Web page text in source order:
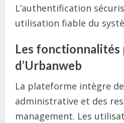
L’authentification
utilisation fiable du
Les fonctionnalités
d’Urbanweb
La plateforme intègre
administrative et des
management. Les